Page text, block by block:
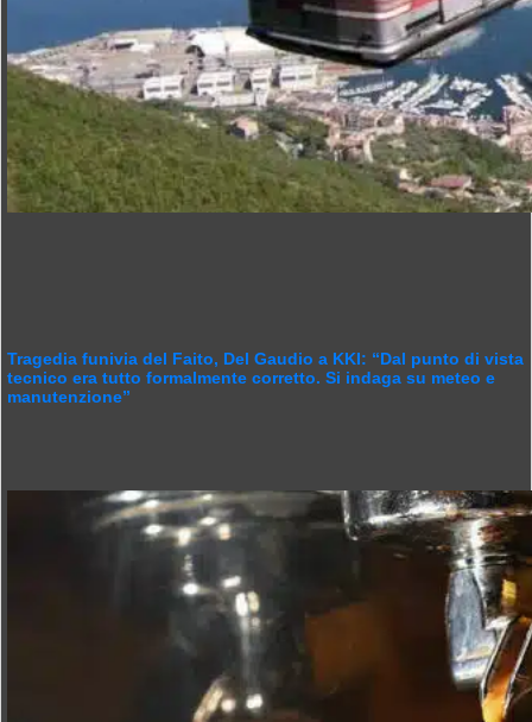
Tragedia funivia del Faito, Del Gaudio a KKI: “Dal punto di vista
tecnico era tutto formalmente corretto. Si indaga su meteo e
manutenzione”